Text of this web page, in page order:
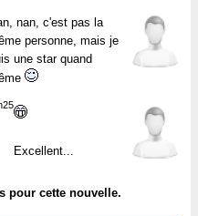
nan, c'est pas la
personne, mais je
une star quand
Excellent...
pour cette nouvelle.